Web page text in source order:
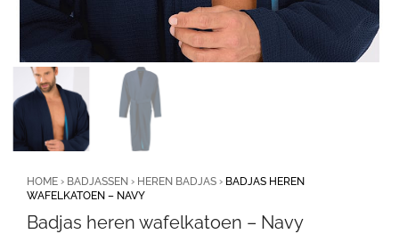
HOME › BADJASSEN › HEREN BADJAS › BADJAS HEREN
WAFELKATOEN – NAVY
Badjas heren wafelkatoen – Navy